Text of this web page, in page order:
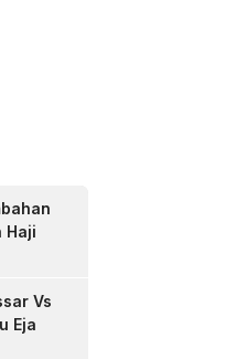
Haji
Vs
Eja